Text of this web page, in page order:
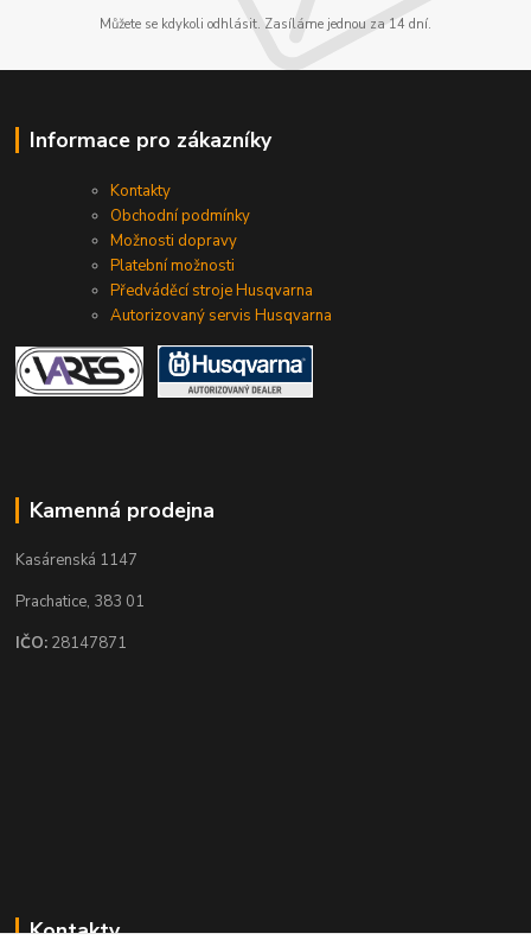
Můžete se kdykoli odhlásit. Zasíláme jednou za 14 dní.
Informace pro zákazníky
Kontakty
Obchodní podmínky
Možnosti dopravy
Platební možnosti
Předváděcí stroje Husqvarna
Autorizovaný servis Husqvarna
Kamenná prodejna
Kasárenská 1147
Prachatice, 383 01
IČO: 28147871
Kontakty